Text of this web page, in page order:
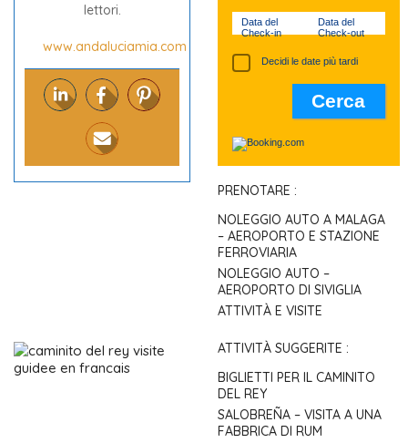
lettori.
www.andaluciamia.com
Data del
Check-in
Data del
Check-out
Decidi le date più tardi
PRENOTARE :
NOLEGGIO AUTO A MALAGA
– AEROPORTO E STAZIONE
FERROVIARIA
NOLEGGIO AUTO –
AEROPORTO DI SIVIGLIA
ATTIVITÀ E VISITE
ATTIVITÀ SUGGERITE :
BIGLIETTI PER IL CAMINITO
DEL REY
SALOBREÑA – VISITA A UNA
FABBRICA DI RUM